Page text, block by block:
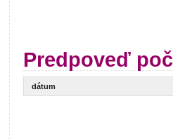
Predpoveď
dátum